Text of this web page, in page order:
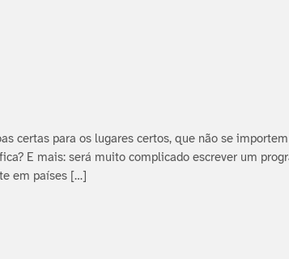
certas para os lugares certos, que não se
E mais: será muito complicado escrever um
em paí­ses […]